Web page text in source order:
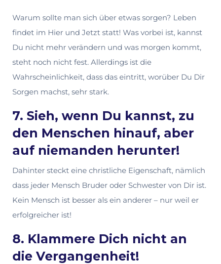
Warum sollte man sich über etwas sorgen? Leben
findet im Hier und Jetzt statt! Was vorbei ist, kannst
Du nicht mehr verändern und was morgen kommt,
steht noch nicht fest. Allerdings ist die
Wahrscheinlichkeit, dass das eintritt, worüber Du Dir
Sorgen machst, sehr stark.
7. Sieh, wenn Du kannst, zu
den Menschen hinauf, aber
auf niemanden herunter!
Dahinter steckt eine christliche Eigenschaft, nämlich
dass jeder Mensch Bruder oder Schwester von Dir ist.
Kein Mensch ist besser als ein anderer – nur weil er
erfolgreicher ist!
8. Klammere Dich nicht an
die Vergangenheit!